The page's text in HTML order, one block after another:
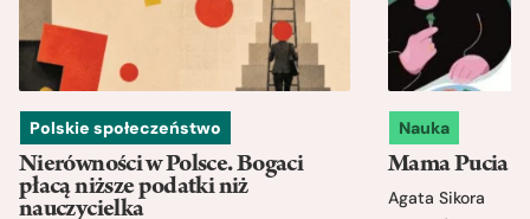
Polskie społeczeństwo
Nierówności w Polsce. Bogaci
płacą niższe podatki niż
nauczycielka
Nauka
Mama Pucia
Agata Sikora